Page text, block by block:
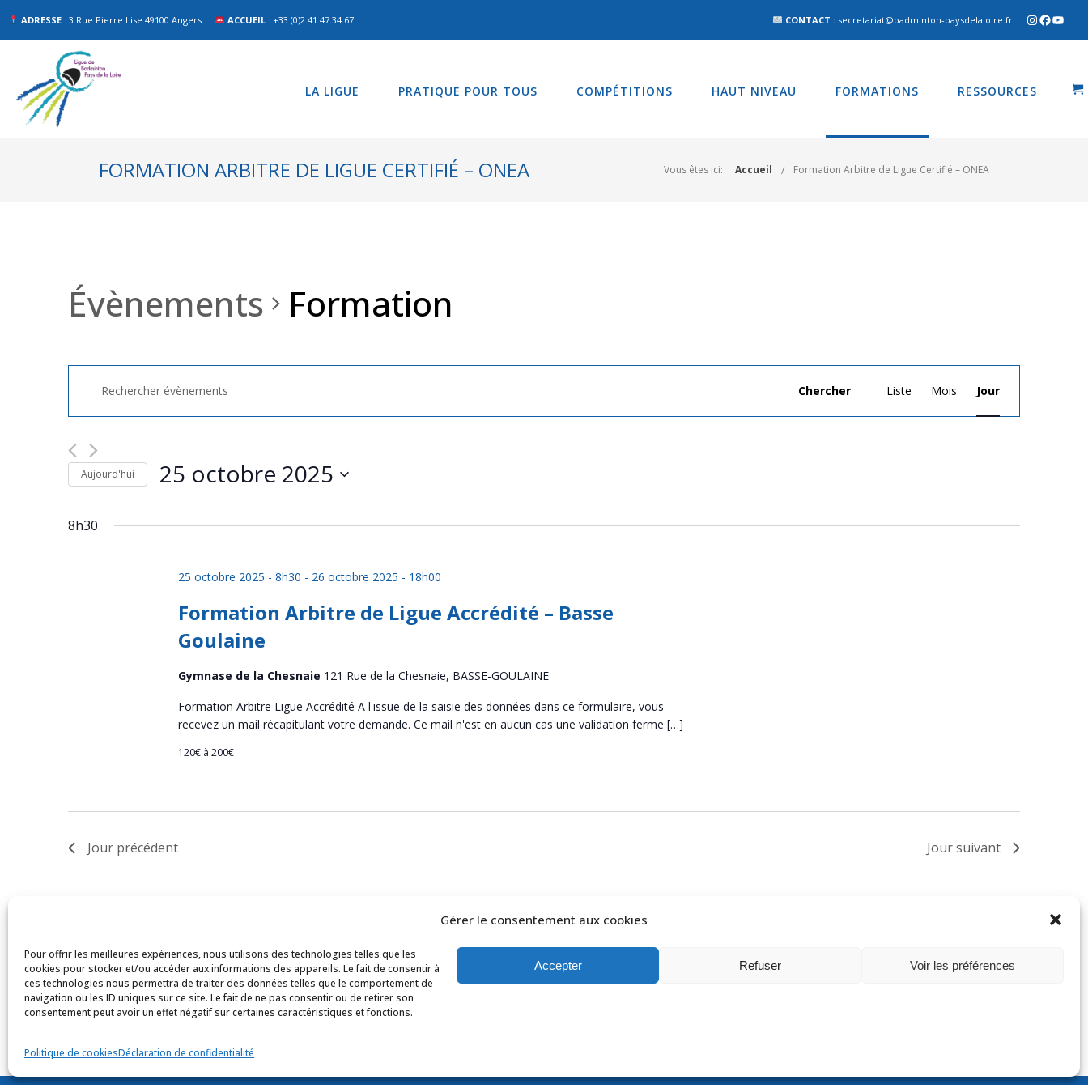
Gérer le consentement aux cookies
Pour offrir les meilleures expériences, nous utilisons des technologies telles que les
cookies pour stocker et/ou accéder aux informations des appareils. Le fait de consentir à
ces technologies nous permettra de traiter des données telles que le comportement de
navigation ou les ID uniques sur ce site. Le fait de ne pas consentir ou de retirer son
consentement peut avoir un effet négatif sur certaines caractéristiques et fonctions.
Accepter Refuser Voir les préférences
Politique de cookiesDéclaration de confidentialité
ADRESSE : 3 Rue Pierre Lise 49100 Angers ACCUEIL : +33 (0)2.41.47.34.67 CONTACT : secretariat@badminton-paysdelaloire.fr
LA LIGUE PRATIQUE POUR TOUS COMPÉTITIONS HAUT NIVEAU FORMATIONS RESSOURCES
FORMATION ARBITRE DE LIGUE CERTIFIÉ – ONEA Vous êtes ici: Accueil Formation Arbitre de Ligue Certifié – ONEA
Évènements Formation
navigation
de
vues
clé.
Évènements
par
mot-
Chercher
de
vues
Liste Mois Jour
Aujourd'hui 25 octobre 2025
date.
8h30
25 octobre 2025 - 8h30 - 26 octobre 2025 - 18h00
Formation Arbitre de Ligue Accrédité – Basse
Goulaine
Gymnase de la Chesnaie 121 Rue de la Chesnaie, BASSE-GOULAINE
Formation Arbitre Ligue Accrédité A l'issue de la saisie des données dans ce formulaire, vous
recevez un mail récapitulant votre demande. Ce mail n'est en aucun cas une validation ferme […]
120€ à 200€
Jour précédent Jour suivant